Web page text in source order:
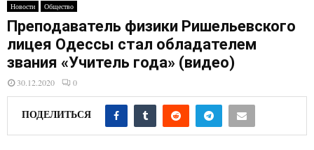
U
Новости Общество
Преподаватель физики Ришельевского
лицея Одессы стал обладателем
звания «Учитель года» (видео)
30.12.2020 0
ПОДЕЛИТЬСЯ